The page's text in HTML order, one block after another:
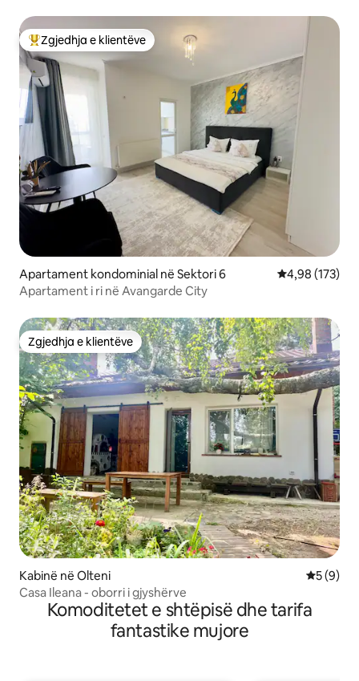
Më të mirat e zgjedhjeve të klientëve
Zgjedhja e klientëve
Apartament kondominial në Sektori 6 Vlerësimi
4,98 (173)
Apartament i ri në Avangarde City
Zgjedhja e klientëve
Zgjedhja e klientëve
Kabinë në Olteni
5 (9)
Casa Ileana - oborri i gjyshërve
Komoditetet e shtëpisë dhe tarifa
fantastike mujore